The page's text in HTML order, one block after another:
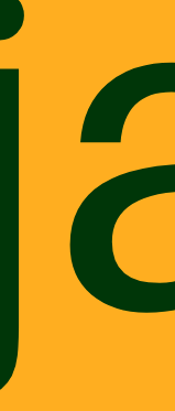
Os
palatáveis e
disso, são
registrados no
e Abastecimento
Podem ser
em palitos
agradar a cães